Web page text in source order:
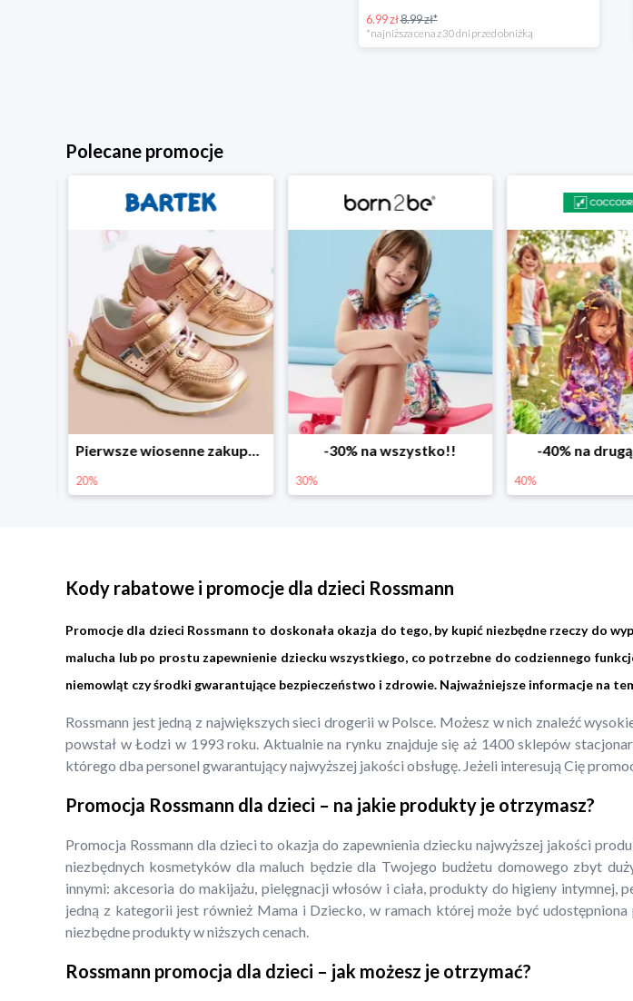
6.99 zł8.99 zł*
*najniższa cena z 30 dni przed obniżką
Polecane promocje
Pierwsze wiosenne zakupy -20%
20%
-30% na wszystko!!
30%
-40% na
40%
Kody rabatowe i promocje dla dzieci Rossmann
Promocje dla dzieci Rossmann to doskonała okazja do tego, by kupić niezbędne rzeczy do
malucha lub po prostu zapewnienie dziecku wszystkiego, co potrzebne do codziennego
niemowląt czy środki gwarantujące bezpieczeństwo i zdrowie. Najważniejsze informacje na
Rossmann jest jedną z największych sieci drogerii w Polsce. Możesz w nich znaleźć
powstał w Łodzi w 1993 roku. Aktualnie na rynku znajduje się aż 1400 sklepów
którego dba personel gwarantujący najwyższej jakości obsługę. Jeżeli interesują Cię
Promocja Rossmann dla dzieci – na jakie produkty je otrzymasz?
Promocja Rossmann dla dzieci to okazja do zapewnienia dziecku najwyższej jakości
niezbędnych kosmetyków dla maluch będzie dla Twojego budżetu domowego zbyt
innymi: akcesoria do makijażu, pielęgnacji włosów i ciała, produkty do higieny
jedną z kategorii jest również Mama i Dziecko, w ramach której może być
niezbędne produkty w niższych cenach.
Rossmann promocja dla dzieci – jak możesz je otrzymać?